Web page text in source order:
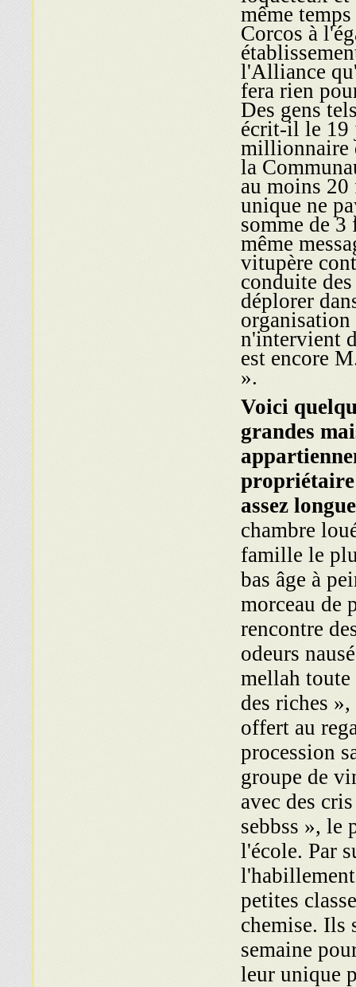
même
Corcos à
l'Alliance
fera rien
Des gens
écrit-il le 19
millionnaire
la
au moins
unique ne
somme de 3
même
vitupère
conduite
déplorer
organisation
n'intervient
est encore
».
Voici
grandes
propriétaire
assez
chambre
famille le
bas âge à
morceau de
rencontre
odeurs
mellah toute
des riches
offert au
procession
groupe de
avec des
sebbss », le
l'école. Par
petites
chemise. Ils
semaine
leur unique